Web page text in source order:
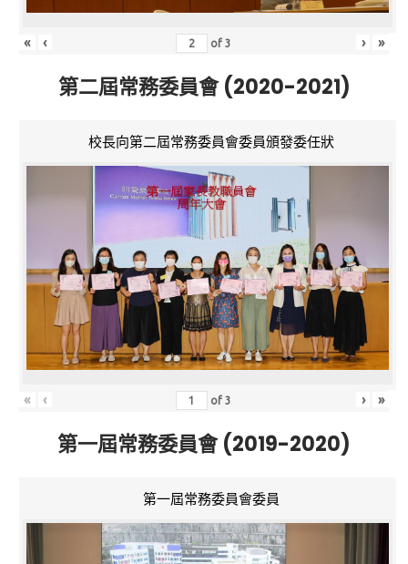
« ‹ of3 › »
第二屆常務委員會 (2020-2021)
校長向第二屆常務委員會委員頒發委任狀
« ‹ of3 › »
第一屆常務委員會 (2019-2020)
第一屆常務委員會委員